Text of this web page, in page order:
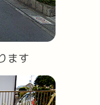
ます